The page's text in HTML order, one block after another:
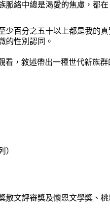
絡中總是渴愛的焦慮，都
百分之五十以上都是我的
的性別認同。
，敘述帶出一種世代新族
）
文評審獎及懷恩文學獎、